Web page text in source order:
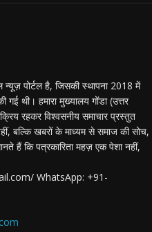
पोर्टल है, जिसकी स्थापना 2018 में
थी। हमारा मुख्यालय गोंडा (उत्तर
रहकर विश्वसनीय समाचार प्रस्तुत
बल्कि खबरों के माध्यम से समाज की सोच,
हैं कि पत्रकारिता महज़ एक पेशा नहीं,
WhatsApp: +91-